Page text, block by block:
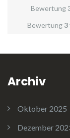
Bewertung
Bewertung 3
Archiv
Oktober 2025
Dezember